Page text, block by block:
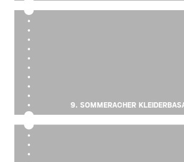
9. SOMMERACHER